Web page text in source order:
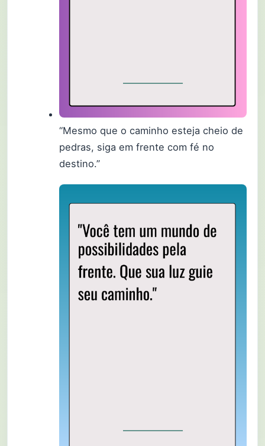
“Mesmo que o caminho esteja cheio de
pedras, siga em frente com fé no
destino.”